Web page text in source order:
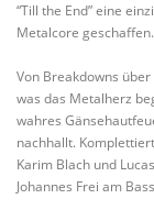
“Till the End” eine
Metalcore geschaffen.
Von Breakdowns
was das Metalherz
wahres
nachhallt.
Karim Blach und
Johannes Frei am